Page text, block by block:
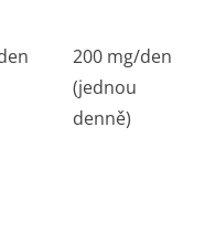
200 mg/den
(jednou
denně)